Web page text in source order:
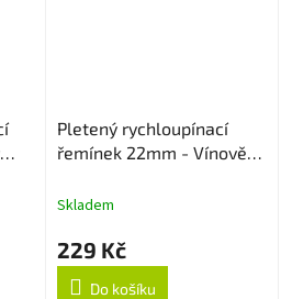
Pletený rychloupínací
řemínek 22mm - Vínově
Skladem
229 Kč
Do košíku